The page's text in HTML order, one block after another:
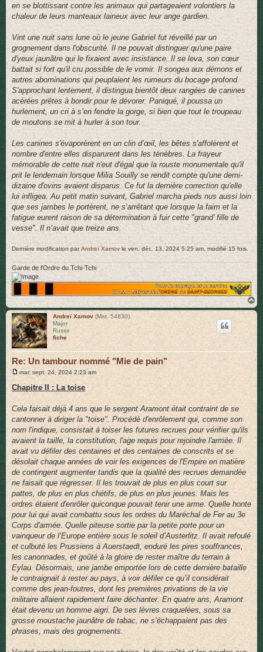
en se blottissant contre les animaux qui partageaient volontiers la
chaleur de leurs manteaux laineux avec leur ange gardien.
Vint une nuit sans lune où le jeune Gabriel fut réveillé par un
grognement dans l'obscurité. Il ne pouvait distinguer qu'une paire
d'yeux jaunâtre qui le fixaient avec insistance. Il se leva, son cœur
battait si fort qu'il cru possible de le vomir. Il songea aux démons et
autres abominations qui peuplaient les rumeurs du bocage profond.
S'approchant lentement, il distingua bientôt deux rangées de canines
acérées prêtes à bondir pour le dévorer. Paniqué, il poussa un
hurlement, un cri à s’en fendre la gorge, si bien que tout le troupeau
de moutons se mit à hurler à son tour.
Les canines s'évaporèrent en un clin d’œil, les bêtes s'affolèrent et
nombre d'entre elles disparurent dans les ténèbres. La frayeur
mémorable de cette nuit n'eut d'égal que la rouste monumentale qu'il
prit le lendemain lorsque Milia Souilly se rendit compte qu'une demi-
dizaine d'ovins avaient disparus. Ce fut la dernière correction qu'elle
lui infligea. Au petit matin suivant, Gabriel marcha pieds nus aussi loin
que ses jambes le portèrent, ne s’arrêtant que lorsque la faim et la
fatigue eurent raison de sa détermination à fuir cette "grand’ fille de
vesse". Il n’avait que treize ans.
Dernière modification parAndreï Xamov le ven. déc. 13, 2024 5:25 am, modifié 15 fois.
Garde de l'Ordre du Tchi-Tchi
a
u
Andreï Xamov (Mat. 54830)
Major
Russe
fiche
Re: Un tambour nommé "Mie de pain"
M
s
s
g
mar. sept. 24, 2024 2:23 am
Chapitre II : La toise
Cela faisait déjà 4 ans que le sergent Aramont était contraint de se
cantonner à diriger la "toise". Procédé d'enrôlement qui, comme son
nom l'indique, consistait à toiser les futures recrues pour vérifier qu'ils
avaient la taille, la constitution, l'age requis pour rejoindre l'armée. Il
avait vu défiler des centaines et des centaines de conscrits et se
désolait chaque années de voir les exigences de l'Empire en matière
de contingent augmenter tandis que la qualité des recrues demandée
ne faisait que régresser. Il les trouvait de plus en plus court sur
pattes, de plus en plus chétifs, de plus en plus jeunes. Mais les
ordres étaient d'enrôler quiconque pouvait tenir une arme. Quelle honte
pour lui qui avait combattu sous les ordres du Maréchal de Fer au 3e
Corps d'armée. Quelle piteuse sortie par la petite porte pour un
vainqueur de l’Europe entière sous le soleil d’Austerlitz. Il avait refoulé
et culbuté les Prussiens à Auerstaedt, enduré les pires souffrances,
les canonnades, et goûté à la gloire de rester maître du terrain à
Eylau. Désormais, une jambe emportée lors de cette dernière bataille
le contraignait à rester au pays, à voir défiler ce qu’il considérait
comme des jean-foutres, dont les premières privations de la vie
militaire allaient rapidement faire déchanter. En quatre ans, Aramont
était devenu un homme aigri. De ses lèvres craquelées, sous sa
grosse moustache jaunâtre de tabac, ne s’échappaient pas des
phrases, mais des grognements.